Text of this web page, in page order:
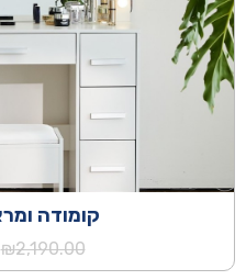
קומודה
₪2,190.00